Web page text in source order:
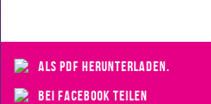
als PDF herunterladen.
bei Facebook teilen